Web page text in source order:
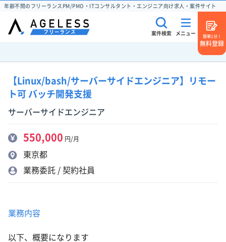
年齢不問のフリーランスPM/PMO・ITコンサルタント・エンジニア向け求人・案件サイト
案件検索 メニュー
簡単1分！
無料登録
【Linux/bash/サーバーサイドエンジニア】リモー
ト可 バッチ開発支援
サーバーサイドエンジニア
550,000 円/月
東京都
業務委託 / 契約社員
業務内容
以下、概要になります